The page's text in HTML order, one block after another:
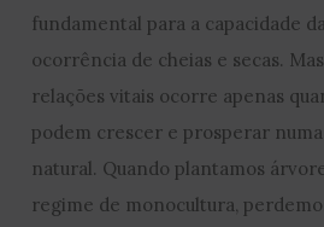
fundamental para a capacidade
ocorrência de cheias e secas.
relações vitais ocorre apenas
podem crescer e prosperar
natural. Quando plantamos
regime de monocultura,